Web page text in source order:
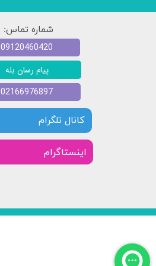
شماره تماس:
کانال تلگرام
​​اینستاگرام
پیام رسان بله
09120460420
02166976897